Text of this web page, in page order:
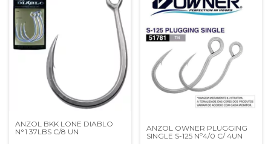
ANZOL BKK LONE DIABLO
N°1 37LBS C/8 UN
ANZOL OWNER PLUGGING
SINGLE S-125 Nº4/0 C/ 4UN